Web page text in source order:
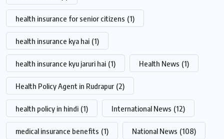
health insurance for senior citizens (1)
health insurance kya hai (1)
health insurance kyu jaruri hai (1) Health News (1)
Health Policy Agent in Rudrapur (2)
health policy in hindi (1) International News (12)
medical insurance benefits (1) National News (108)